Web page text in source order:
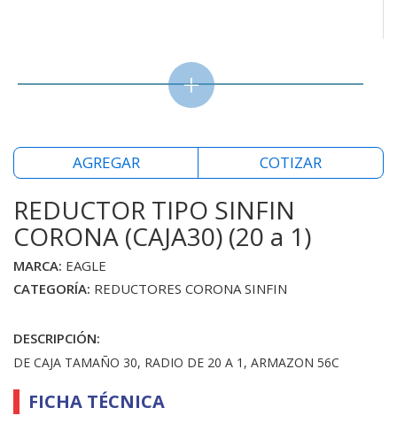
+
AGREGAR COTIZAR
REDUCTOR TIPO SINFIN
CORONA (CAJA30) (20 a 1)
MARCA: EAGLE
CATEGORÍA: REDUCTORES CORONA SINFIN
DESCRIPCIÓN:
DE CAJA TAMAÑO 30, RADIO DE 20 A 1, ARMAZON 56C
FICHA TÉCNICA